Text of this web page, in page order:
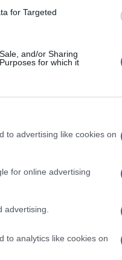
for Targeted
and/or Sharing
for which it
to advertising like cookies on
for online advertising
advertising.
to analytics like cookies on